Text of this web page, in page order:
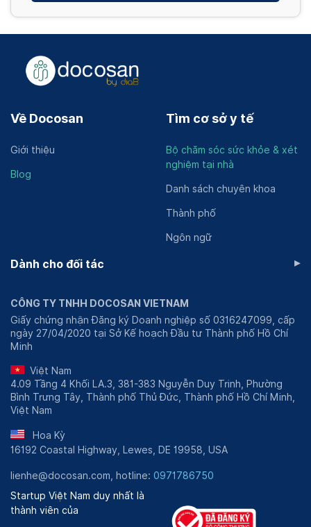
Về Docosan
Giới thiệu
Blog
Tìm cơ sở y tế
Bộ chăm sóc sức khỏe & xét
nghiệm tại nhà
Danh sách chuyên khoa
Thành phố
Ngôn ngữ
Dành cho đối tác ▸
CÔNG TY TNHH DOCOSAN VIETNAM
Giấy chứng nhận Đăng ký Doanh nghiệp số 0316247099, cấp
ngày 27/04/2020 tại Sở Kế hoạch Đầu tư Thành phố Hồ Chí
Minh
Việt Nam
4.09 Tầng 4 Khối LA.3, 381-383 Nguyễn Duy Trinh, Phường
Bình Trưng Tây, Thành phố Thủ Đức, Thành phố Hồ Chí Minh,
Việt Nam
Hoa Kỳ
16192 Coastal Highway, Lewes, DE 19958, USA
lienhe@docosan.com, hotline: 0971786750
Startup Việt Nam duy nhất là
thành viên của